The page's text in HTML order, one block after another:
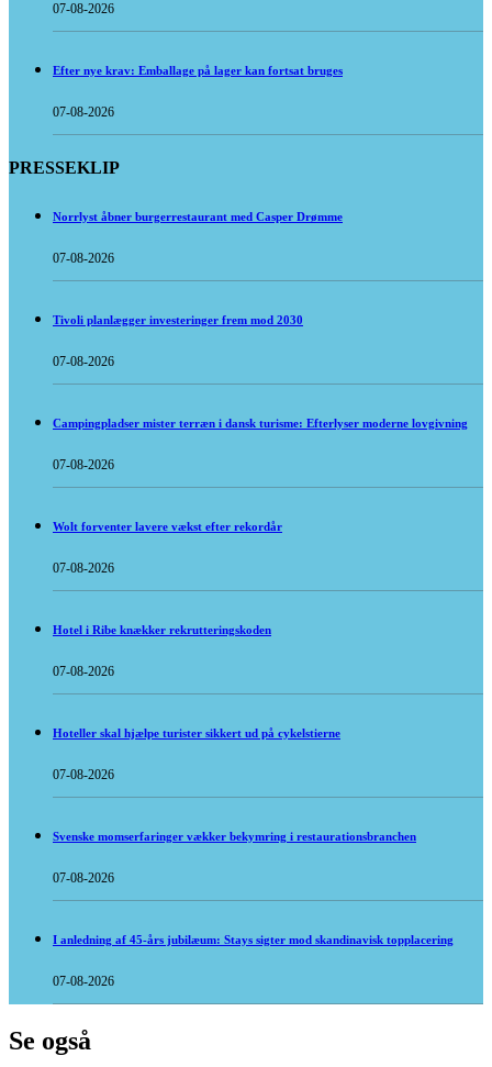
07-08-2026
Efter nye krav: Emballage på lager kan fortsat bruges
07-08-2026
PRESSEKLIP
Norrlyst åbner burgerrestaurant med Casper Drømme
07-08-2026
Tivoli planlægger investeringer frem mod 2030
07-08-2026
Campingpladser mister terræn i dansk turisme: Efterlyser moderne lovgivning
07-08-2026
Wolt forventer lavere vækst efter rekordår
07-08-2026
Hotel i Ribe knækker rekrutteringskoden
07-08-2026
Hoteller skal hjælpe turister sikkert ud på cykelstierne
07-08-2026
Svenske momserfaringer vækker bekymring i restaurationsbranchen
07-08-2026
I anledning af 45-års jubilæum: Stays sigter mod skandinavisk topplacering
07-08-2026
Se også